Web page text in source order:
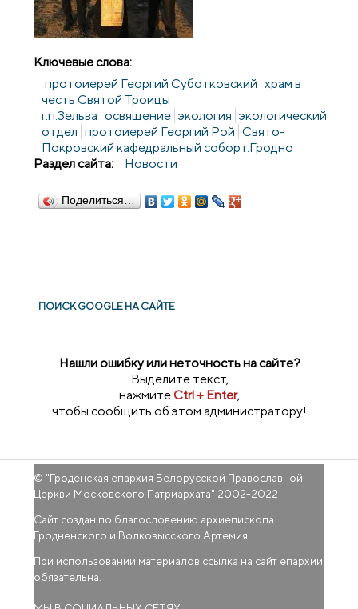
Ключевые слова:
протоиерей Георгий Суботковский храм в
честь Святой Троицы
г.п.Зельва освящение экология экологический
отдел протоиерей Георгий Рой Свято-
Покровский кафедральный собор г.Гродно
Раздел сайта:
Новости
Поделиться…
ПОИСК GOОGLE НА САЙТЕ
Нашли ошибку или неточность на сайте?
Выделите текст,
нажмитеCtrl + Enter,
чтобы сообщить об этом администратору!
© "Гроденская епархия Белорусской Православной
Церкви Московского Патриархата" 2002-2022
Сайт создан по благословению архиепископа
Гродненского и Волковысского Артемия.
При использовании материалов ссылка на сайт епархии
обязательна.